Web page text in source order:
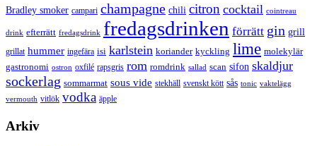
Bradley smoker campari champagne chili citron cocktail cointreau
drink efterrätt fredagsdrink fredagsdrinken förrätt gin grill
grillat hummer ingefära isi karlstein koriander kyckling lime molekylär
gastronomi ostron oxfilé rapsgris rom romdrink sallad scan sifon skaldjur
sockerlag sommarmat sous vide stekhäll svenskt kött sås tonic vaktelägg
vermouth vitlök vodka äpple
Arkiv